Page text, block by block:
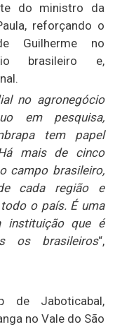
do ministro da
reforçando o
Guilherme no
brasileiro e,
no agronegócio
em pesquisa,
tem papel
mais de cinco
campo brasileiro,
cada região e
o país. É uma
instituição que é
os brasileiros“,
de Jaboticabal,
no Vale do São